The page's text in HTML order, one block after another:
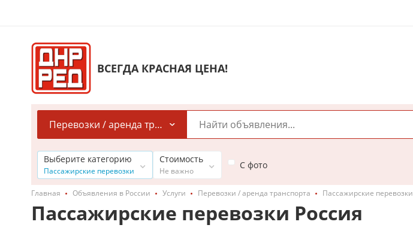
ВСЕГДА КРАСНАЯ ЦЕНА!
Перевозки / аренда транспорта
Выберите категорию
Пассажирские перевозки
Стоимость
Не важно
С фото
Главная Объявления в России Услуги Перевозки / аренда транспорта Пассажирские перевозки
Пассажирские перевозки Россия